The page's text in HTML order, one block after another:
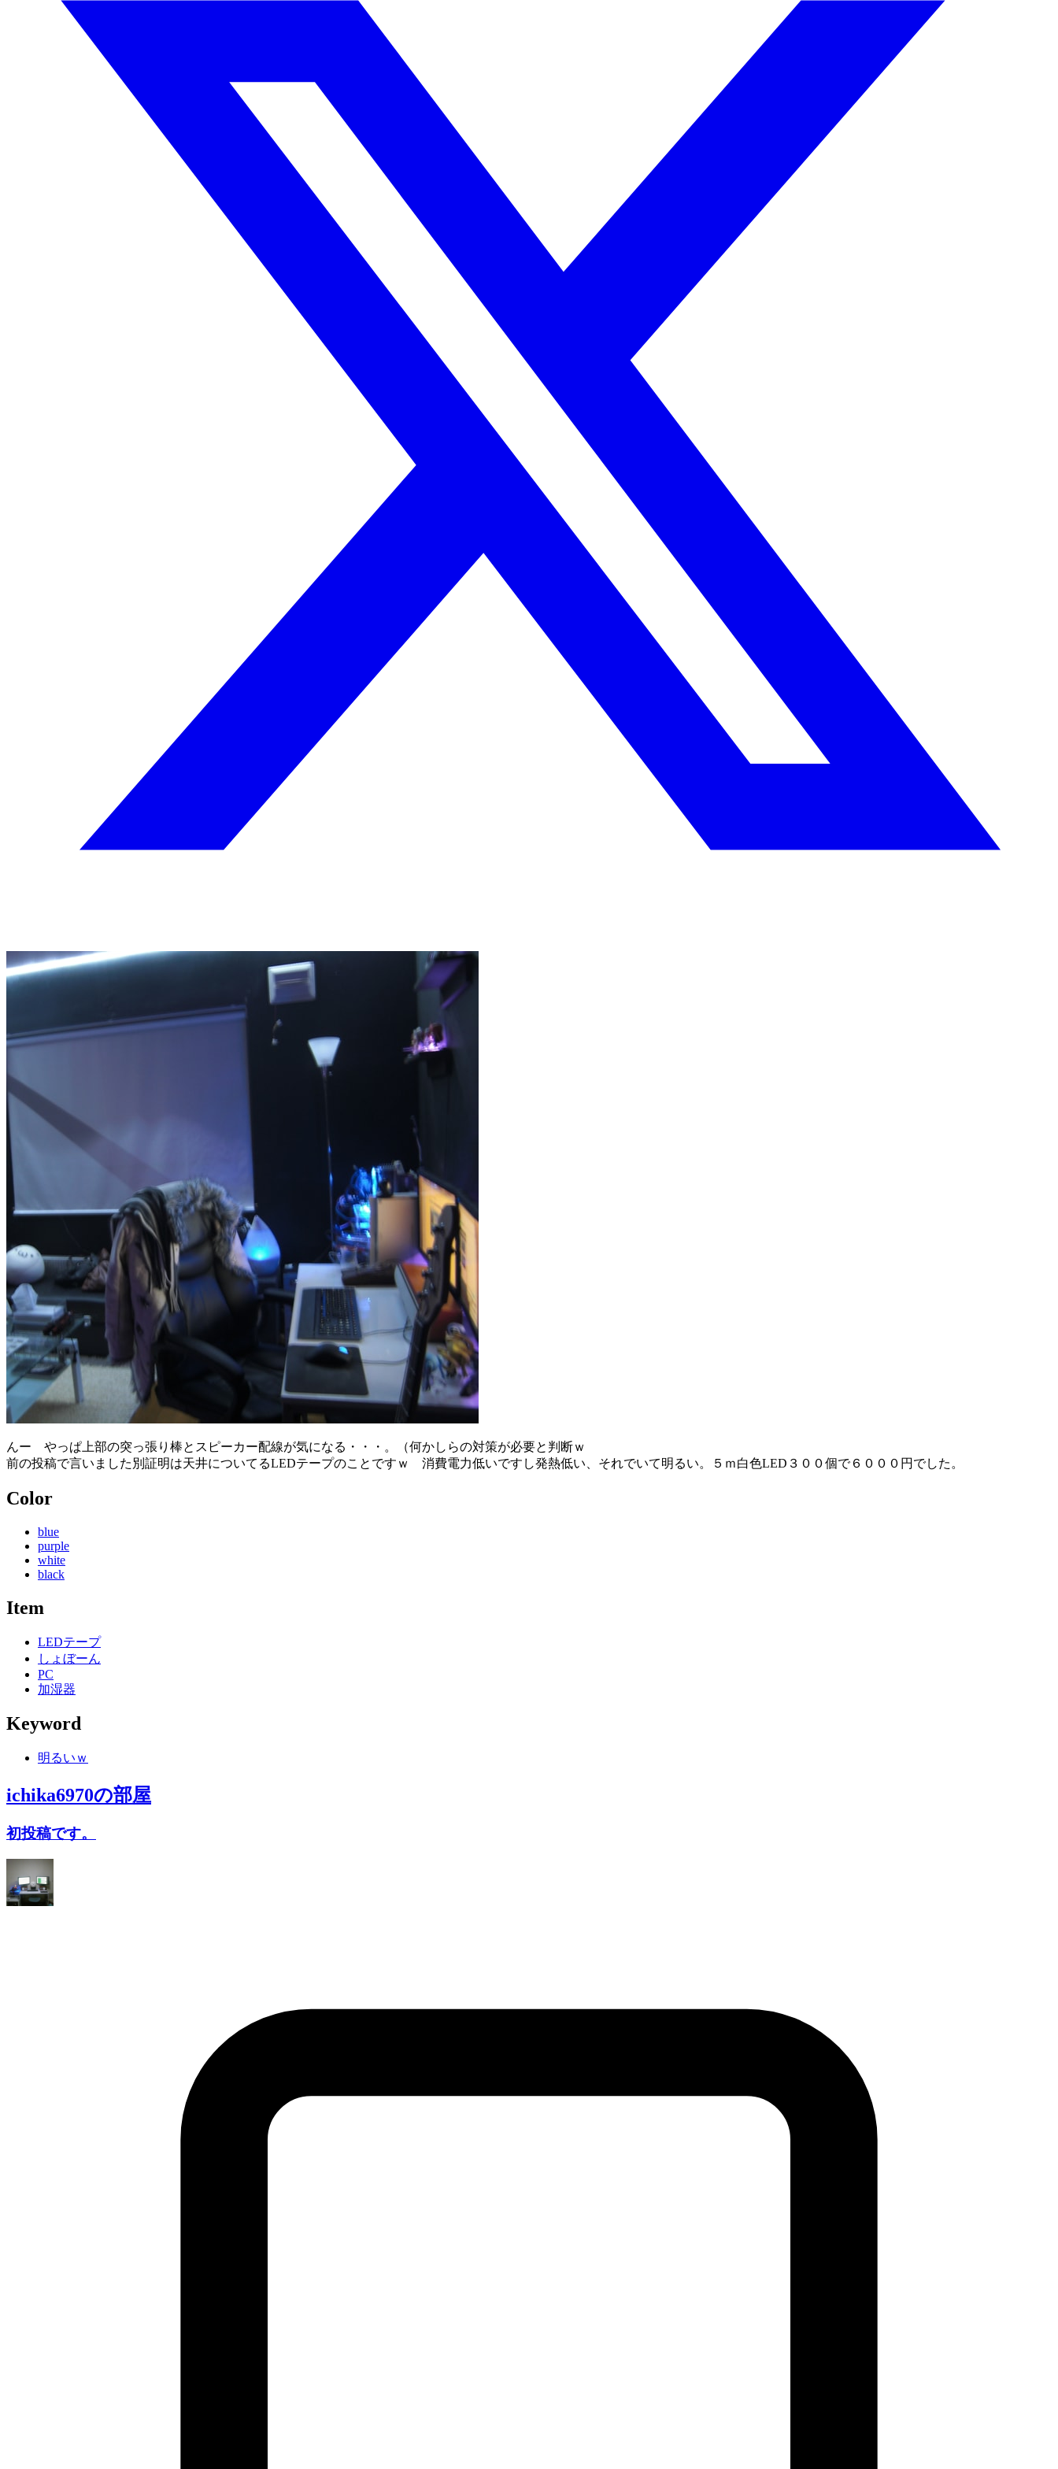
んー やっぱ上部の突っ張り棒とスピーカー配線が気になる・・・。（何かしらの対策が必要と判断ｗ
前の投稿で言いました別証明は天井についてるLEDテープのことですｗ 消費電力低いですし発熱低い、それでいて明るい。５ｍ白色LED３００個で６０００円でした。
Color
blue
purple
white
black
Item
LEDテープ
しょぼーん
PC
加湿器
Keyword
明るいｗ
ichika6970の部屋
初投稿です。